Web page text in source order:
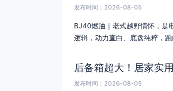
发布时间：2026-08-05
BJ40燃油｜老式越野情怀，是
逻辑，动力直白、底盘纯粹，
后备箱超大！居家实
发布时间：2026-08-05